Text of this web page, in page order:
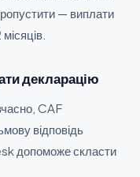
— виплати
декларацію
CAF
відповідь
допоможе скласти